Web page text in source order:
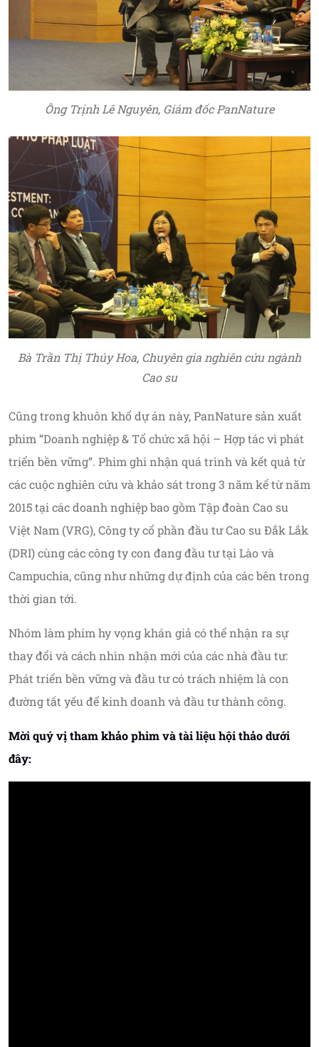
Ông Trịnh Lê Nguyên, Giám đốc PanNature
Bà Trần Thị Thúy Hoa, Chuyên gia nghiên cứu ngành
Cao su
Cũng trong khuôn khổ dự án này, PanNature sản xuất
phim “Doanh nghiệp & Tổ chức xã hội – Hợp tác vì phát
triển bền vững”. Phim ghi nhận quá trình và kết quả từ
các cuộc nghiên cứu và khảo sát trong 3 năm kể từ năm
2015 tại các doanh nghiệp bao gồm Tập đoàn Cao su
Việt Nam (VRG), Công ty cổ phần đầu tư Cao su Đắk Lắk
(DRI) cùng các công ty con đang đầu tư tại Lào và
Campuchia, cũng như những dự định của các bên trong
thời gian tới.
Nhóm làm phim hy vọng khán giả có thể nhận ra sự
thay đổi và cách nhìn nhận mới của các nhà đầu tư:
Phát triển bền vững và đầu tư có trách nhiệm là con
đường tất yếu để kinh doanh và đầu tư thành công.
Mời quý vị tham khảo phim và tài liệu hội thảo dưới
đây: